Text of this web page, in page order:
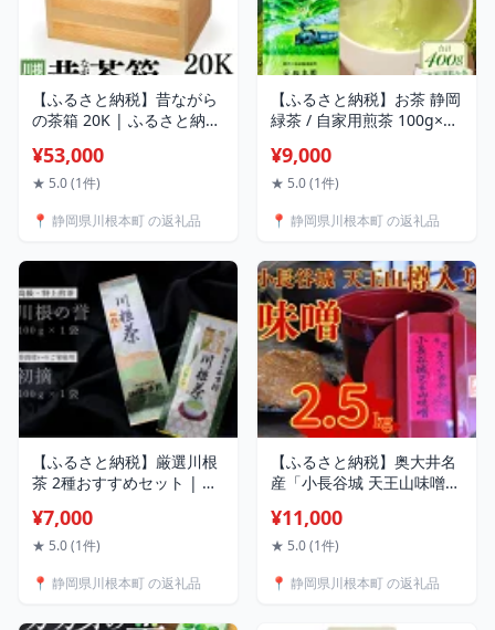
【ふるさと納税】昔ながら
の茶箱 20K | ふるさと納税
茶箱 前田工房 防湿 米びつ
収納 保管 カメラ コーヒー
¥53,000
★ 5.0 (1件)
📍 静岡県川根本町 の返礼品
【ふるさと納税】お茶 静岡
緑茶 / 自家用煎茶 100g×4
岡県 川根本町 静岡茶 川根
茶 新茶 煎茶 自家用 送料無
¥9,000
★ 5.0 (1件)
📍 静岡県川根本町 の返礼品
【ふるさと納税】厳選川根
茶 2種おすすめセット | ふ
県 川根本町 静岡茶 川根茶
新茶 川根の誉 初摘 送料無
¥7,000
★ 5.0 (1件)
📍 静岡県川根本町 の返礼品
【ふるさと納税】奥大井名
産「小長谷城 天王山味噌」
税 ふるさと 静岡県 川根本
町 田舎みそ 米糀みそ 奥大
噌 送料無料
¥11,000
★ 5.0 (1件)
📍 静岡県川根本町 の返礼品